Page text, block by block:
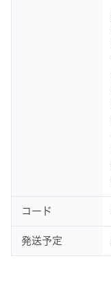
コード
発送予定